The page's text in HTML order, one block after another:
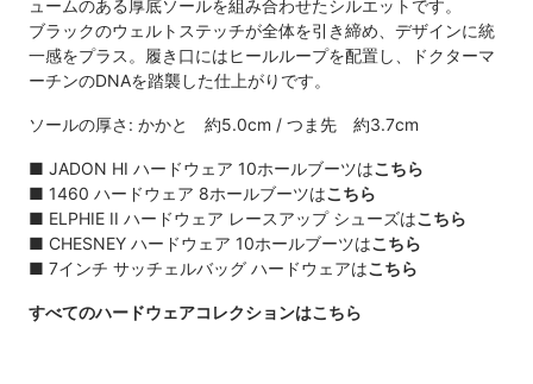
ュームのある厚底ソールを組み合わせたシルエットです。
ブラックのウェルトステッチが全体を引き締め、デザインに統
一感をプラス。履き口にはヒールループを配置し、ドクターマ
ーチンのDNAを踏襲した仕上がりです。
ソールの厚さ: かかと 約5.0cm / つま先 約3.7cm
■ JADON HI ハードウェア 10ホールブーツはこちら
■ 1460 ハードウェア 8ホールブーツはこちら
■ ELPHIE II ハードウェア レースアップ シューズはこちら
■ CHESNEY ハードウェア 10ホールブーツはこちら
■ 7インチ サッチェルバッグ ハードウェアはこちら
すべてのハードウェアコレクションはこちら